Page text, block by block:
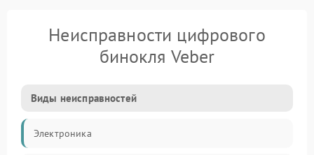
Неисправности цифрового
бинокля Veber
Виды неисправностей
Электроника